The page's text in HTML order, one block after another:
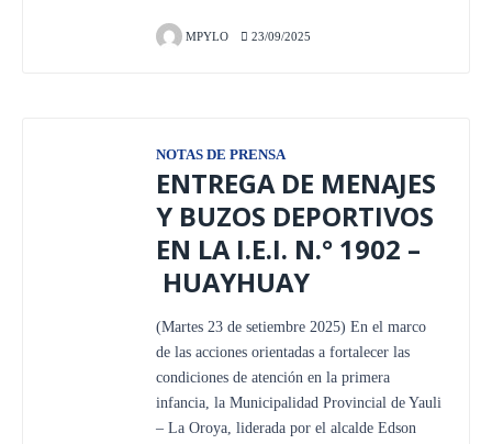
MPYLO 23/09/2025
NOTAS DE PRENSA
ENTREGA DE MENAJES
Y BUZOS DEPORTIVOS
EN LA I.E.I. N.° 1902 –
HUAYHUAY
(Martes 23 de setiembre 2025) En el marco
de las acciones orientadas a fortalecer las
condiciones de atención en la primera
infancia, la Municipalidad Provincial de Yauli
– La Oroya, liderada por el alcalde Edson